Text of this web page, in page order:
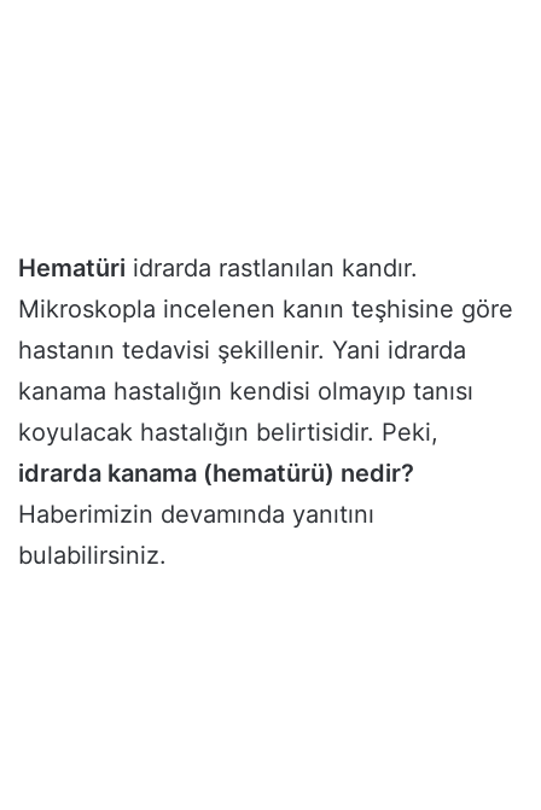
Hematüri idrarda rastlanılan kandır.
Mikroskopla incelenen kanın teşhisine göre
hastanın tedavisi şekillenir. Yani idrarda
kanama hastalığın kendisi olmayıp tanısı
koyulacak hastalığın belirtisidir. Peki,
idrarda kanama (hematürü) nedir?
Haberimizin devamında yanıtını
bulabilirsiniz.